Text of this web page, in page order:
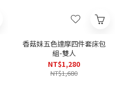
香菇妹五色達摩四件套床包
組-雙人
NT$1,280
NT$1,680